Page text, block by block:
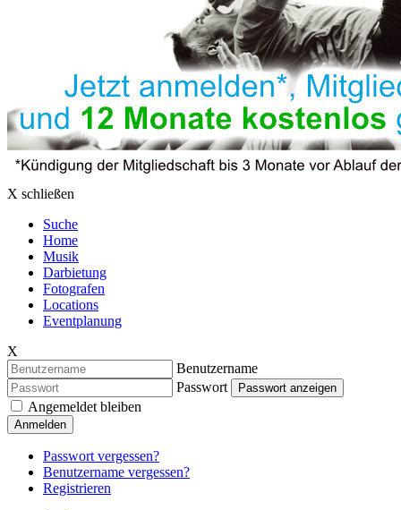
X schließen
Suche
Home
Musik
Darbietung
Fotografen
Locations
Eventplanung
X
Benutzername
Passwort
Passwort anzeigen
Angemeldet bleiben
Anmelden
Passwort vergessen?
Benutzername vergessen?
Registrieren